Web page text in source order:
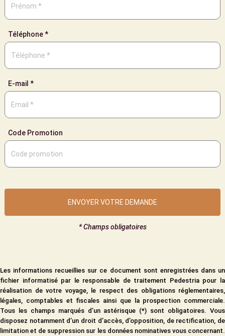
Téléphone *
E-mail *
Code Promotion
* Champs obligatoires
Les informations recueillies sur ce document sont enregistrées dans un
fichier informatisé par le responsable de traitement Pedestria pour la
réalisation de votre voyage, le respect des obligations réglementaires,
légales, comptables et fiscales ainsi que la prospection commerciale.
Tous les champs marqués d’un astérisque (*) sont obligatoires. Vous
disposez notamment d’un droit d’accès, d’opposition, de rectification, de
limitation et de suppression sur les données nominatives vous concernant.